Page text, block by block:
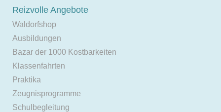
Reizvolle Angebote
Waldorfshop
Ausbildungen
Bazar der 1000 Kostbarkeiten
Klassenfahrten
Praktika
Zeugnisprogramme
Schulbegleitung